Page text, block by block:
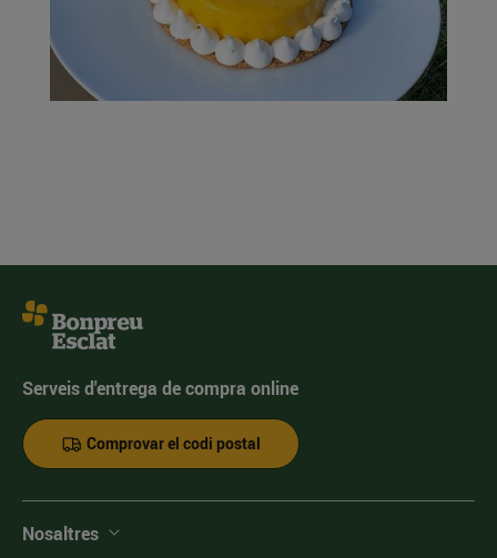
Serveis d'entrega de compra online
Comprovar el codi postal
Nosaltres